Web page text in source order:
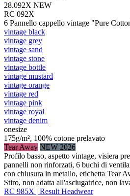
28.092X NEW
RC 092X
6 Pannello cappello vintage "Pure
vintage black
vintage grey
vintage sand
vintage stone
vintage bottle
vintage mustard
vintage orange
vintage red
vintage pink
vintage royal
vintage denim
onesize
175g/m², 100% cotone prelavato
Tear Away NEW 2026
Profilo basso, aspetto vintage, visiera
pannelli non rinforzati, 6 buchi di
con chiusura in metallo, etichetta Tear
Stiro, non adatta all'asciugatrice, non
RC 985X | Result Headwear